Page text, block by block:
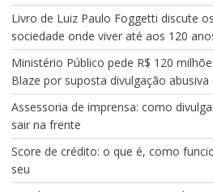
Livro de Luiz Paulo Foggetti discute
sociedade onde viver até aos 120
Ministério Público pede R$ 120
Blaze por suposta divulgação abusiva
Assessoria de imprensa: como
sair na frente
Score de crédito: o que é, como
seu